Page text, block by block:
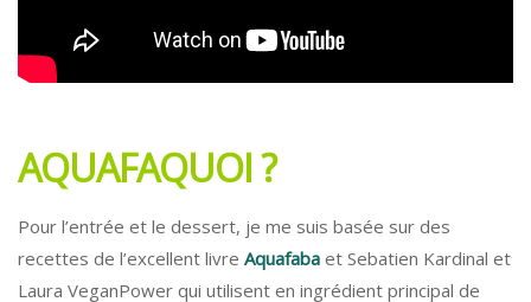
AQUAFAQUOI ?
Pour l’entrée et le dessert, je me suis basée sur des
recettes de l’excellent livre Aquafaba et Sebatien Kardinal et
Laura VeganPower qui utilisent en ingrédient principal de